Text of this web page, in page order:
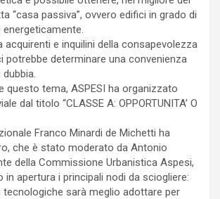
“casa passiva”, ovvero edifici in grado di
e inquilini della consapevolezza
potrebbe determinare una convenienza
questo tema, ASPESI ha organizzato
dal titolo “CLASSE A: OPPORTUNITA’ O
Franco Minardi de Michetti ha
che è stato moderato da Antonio
della Commissione Urbanistica Aspesi,
in apertura i principali nodi da sciogliere:
tecnologiche sarà meglio adottare per